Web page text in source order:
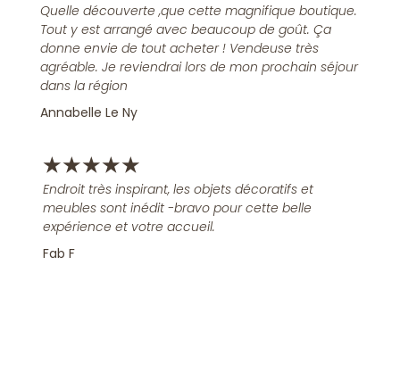
Quelle découverte ,que cette magnifique boutique.
Tout y est arrangé avec beaucoup de goût. Ça
donne envie de tout acheter ! Vendeuse très
agréable. Je reviendrai lors de mon prochain séjour
dans la région
Annabelle Le Ny
★★★★★
Endroit très inspirant, les objets décoratifs et
meubles sont inédit -bravo pour cette belle
expérience et votre accueil.
Fab F